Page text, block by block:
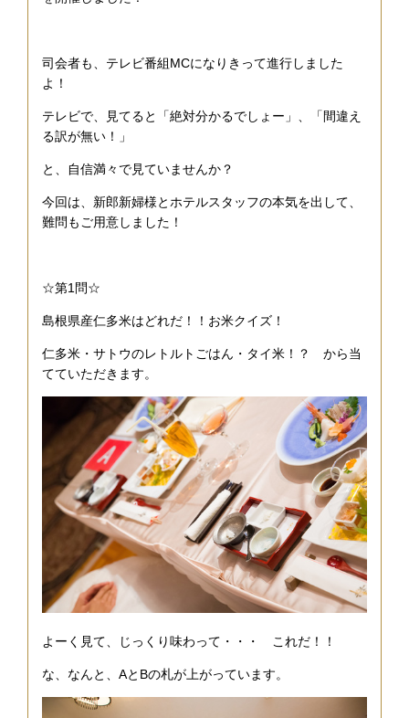
司会者も、テレビ番組MCになりきって進行しました
よ！
テレビで、見てると「絶対分かるでしょー」、「間違え
る訳が無い！」
と、自信満々で見ていませんか？
今回は、新郎新婦様とホテルスタッフの本気を出して、
難問もご用意しました！
☆第1問☆
島根県産仁多米はどれだ！！お米クイズ！
仁多米・サトウのレトルトごはん・タイ米！？ から当
てていただきます。
よーく見て、じっくり味わって・・・ これだ！！
な、なんと、AとBの札が上がっています。